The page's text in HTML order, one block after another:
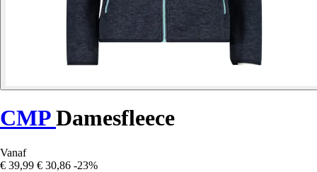
CMPDamesfleece
Vanaf
€ 39,99 € 30,86 -23%